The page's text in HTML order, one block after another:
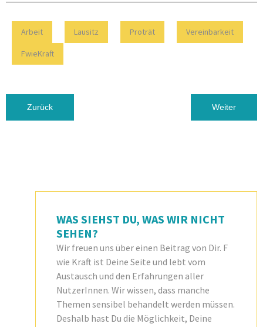
Arbeit Lausitz Proträt Vereinbarkeit
FwieKraft
Vorheriger Beitrag: Wir haben gar keine andere Chance, als
Zurück Nächster
Weiter
WAS SIEHST DU, WAS WIR NICHT
SEHEN?
Wir freuen uns über einen Beitrag von Dir. F
wie Kraft ist Deine Seite und lebt vom
Austausch und den Erfahrungen aller
NutzerInnen. Wir wissen, dass manche
Themen sensibel behandelt werden müssen.
Deshalb hast Du die Möglichkeit, Deine